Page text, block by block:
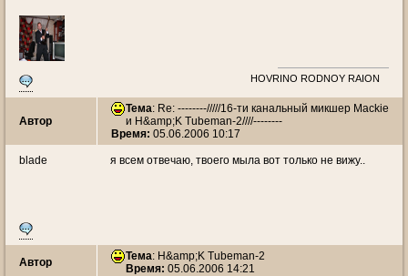
HOVRINO RODNOY RAION
Автор
Тема: Re: --------/////16-ти канальный микшер Mackie
и H&amp;K Tubeman-2////--------
Время: 05.06.2006 10:17
blade я всем отвечаю, твоего мыла вот только не вижу..
Автор Тема: H&amp;K Tubeman-2
Время: 05.06.2006 14:21